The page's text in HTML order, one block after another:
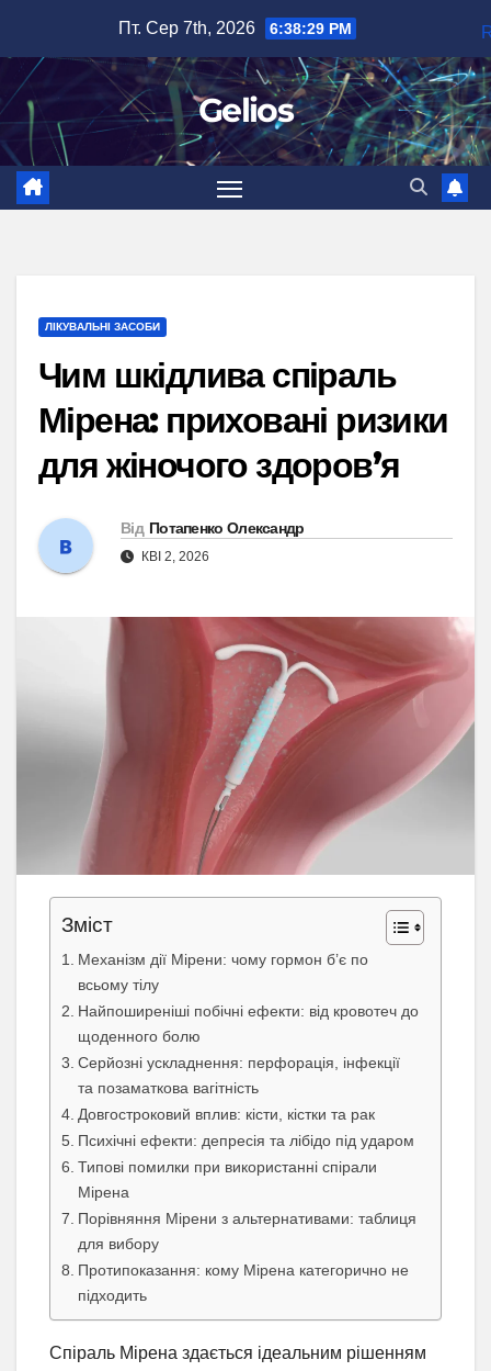
вмісту
Пт. Сер 7th, 2026 6:38:30 PM
Gelios
ЛІКУВАЛЬНІ ЗАСОБИ
Чим шкідлива спіраль
Мірена: приховані ризики
для жіночого здоров’я
Від Потапенко Олександр
КВІ 2, 2026
Зміст
Механізм дії Мірени: чому гормон б’є по
всьому тілу
Найпоширеніші побічні ефекти: від кровотеч до
щоденного болю
Серйозні ускладнення: перфорація, інфекції
та позаматкова вагітність
Довгостроковий вплив: кісти, кістки та рак
Психічні ефекти: депресія та лібідо під ударом
Типові помилки при використанні спірали
Мірена
Порівняння Мірени з альтернативами: таблиця
для вибору
Протипоказання: кому Мірена категорично не
підходить
Спіраль Мірена здається ідеальним рішенням